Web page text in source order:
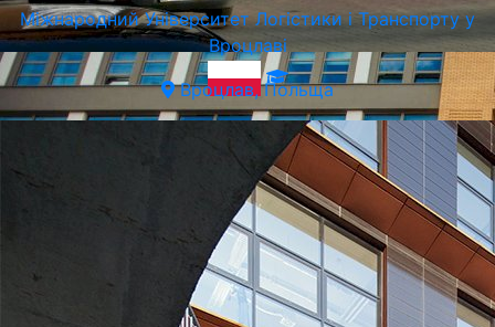
Міжнародний Університет Логістики і Транспорту у
Вроцлаві
Вроцлав, Польща